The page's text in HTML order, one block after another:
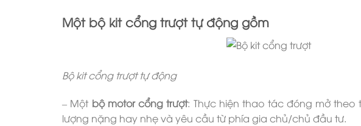
Một bộ kit cổng trượt tự động gồm
Bộ kit cổng trượt tự động
– Một bộ motor cổng trượt: Thực hiện thao tác đóng mở
lượng nặng hay nhẹ và yêu cầu từ phía gia chủ/chủ đầu tư.